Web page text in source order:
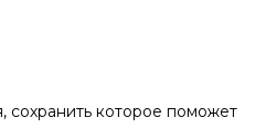
сохранить которое поможет